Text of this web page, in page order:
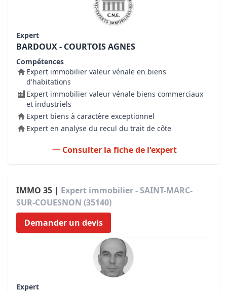
Expert
BARDOUX - COURTOIS AGNES
Compétences
Expert immobilier valeur vénale en biens
d'habitations
Expert immobilier valeur vénale biens commerciaux
et industriels
Expert biens à caractère exceptionnel
Expert en analyse du recul du trait de côte
Consulter la fiche de l'expert
IMMO 35 | Expert immobilier - SAINT-MARC-
SUR-COUESNON (35140)
Demander un devis
Expert